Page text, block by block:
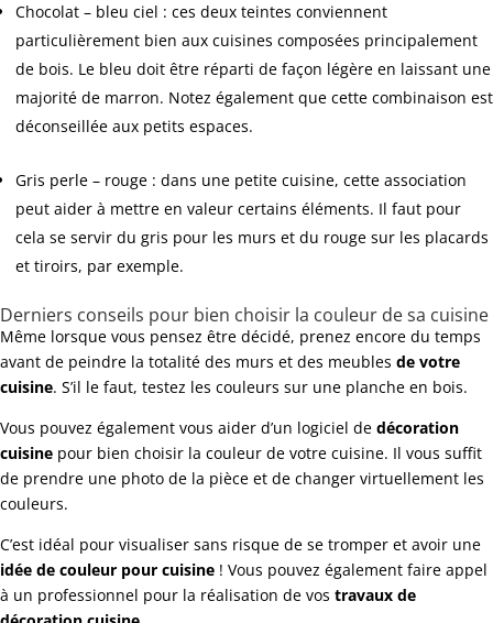
Chocolat – bleu ciel : ces deux teintes conviennent
particulièrement bien aux cuisines composées principalement
de bois. Le bleu doit être réparti de façon légère en laissant une
majorité de marron. Notez également que cette combinaison est
déconseillée aux petits espaces.
Gris perle – rouge : dans une petite cuisine, cette association
peut aider à mettre en valeur certains éléments. Il faut pour
cela se servir du gris pour les murs et du rouge sur les placards
et tiroirs, par exemple.
Derniers conseils pour bien choisir la couleur de sa cuisine
Même lorsque vous pensez être décidé, prenez encore du temps
avant de peindre la totalité des murs et des meubles de votre
cuisine. S’il le faut, testez les couleurs sur une planche en bois.
Vous pouvez également vous aider d’un logiciel de décoration
cuisine pour bien choisir la couleur de votre cuisine. Il vous suffit
de prendre une photo de la pièce et de changer virtuellement les
couleurs.
C’est idéal pour visualiser sans risque de se tromper et avoir une
idée de couleur pour cuisine ! Vous pouvez également faire appel
à un professionnel pour la réalisation de vos travaux de